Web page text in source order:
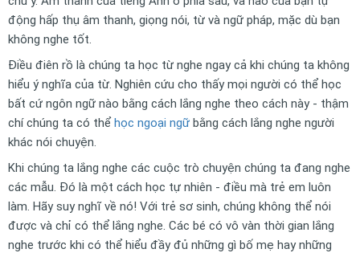
động hấp thụ âm thanh, giọng nói, từ và ngữ pháp, mặc dù bạn
không nghe tốt.
Điều điên rồ là chúng ta học từ nghe ngay cả khi chúng ta không
hiểu ý nghĩa của từ. Nghiên cứu cho thấy mọi người có thể học
bất cứ ngôn ngữ nào bằng cách lắng nghe theo cách này - thậm
chí chúng ta có thểhọc ngoại ngữ bằng cách lắng nghe người
khác nói chuyện.
Khi chúng ta lắng nghe các cuộc trò chuyện chúng ta đang nghe
các mẫu. Đó là một cách học tự nhiên - điều mà trẻ em luôn
làm. Hãy suy nghĩ về nó! Với trẻ sơ sinh, chúng không thể nói
được và chỉ có thể lắng nghe. Các bé có vô vàn thời gian lắng
nghe trước khi có thể hiểu đầy đủ những gì bố mẹ hay những